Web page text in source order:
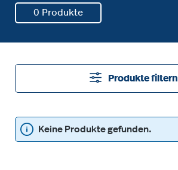
0 Produkte
Produkte filtern
Keine Produkte gefunden.